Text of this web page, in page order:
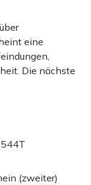
eine
Die nächste
544T
(zweiter)